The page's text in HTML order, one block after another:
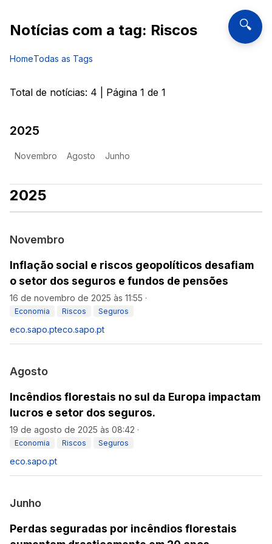
🔍
Notícias com a tag: Riscos
HomeTodas as Tags
Total de notícias: 4 | Página 1 de 1
2025
Novembro Agosto Junho
2025
Novembro
Inflação social e riscos geopolíticos desafiam
o setor dos seguros e fundos de pensões
16 de novembro de 2025 às 11:55 ·
Economia Riscos Seguros
eco.sapo.pteco.sapo.pt
Agosto
Incêndios florestais no sul da Europa impactam
lucros e setor dos seguros.
19 de agosto de 2025 às 08:42 ·
Economia Riscos Seguros
eco.sapo.pt
Junho
Perdas seguradas por incêndios florestais